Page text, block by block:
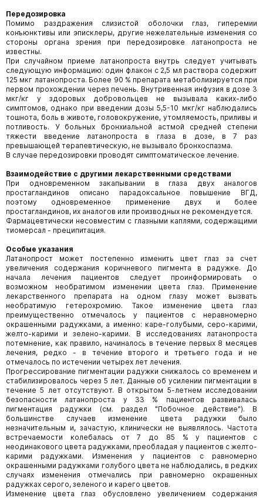
Передозировка
Помимо раздражения слизистой оболочки глаз, гиперемии
конъюнктивы или эписклеры, другие нежелательные изменения со
стороны органа зрения при передозировке латанопроста не
известны.
При случайном приеме латанопроста внутрь следует учитывать
следующую информацию: один флакон с 2,5 мл раствора содержит
125 мкг латанопроста. Более 90 % препарата метаболизируется при
первом прохождении через печень. Внутривенная инфузия в дозе 3
мкг/кг у здоровых добровольцев не вызывала каких-либо
симптомов, однако при введении дозы 5,5-10 мкг/кг наблюдались
тошнота, боль в животе, головокружение, утомляемость, приливы и
потливость. У больных бронхиальной астмой средней степени
тяжести введение латанопроста в глаза в дозе, в 7 раз
превышающей терапевтическую, не вызывало бронхоспазма.
В случае передозировки проводят симптоматическое лечение.
Взаимодействие с другими лекарственными средствами
При одновременном закапывании в глаза двух аналогов
простагландинов описано парадоксальное повышение ВГД,
поэтому одновременное применение двух и более
простагландинов, их аналогов или производных не рекомендуется.
Фармацевтически несовместим с глазными каплями, содержащими
тиомерсал - преципитация.
Особые указания
Латанопрост может постепенно изменить цвет глаз за счет
увеличения содержания коричневого пигмента в радужке. До
начала лечения пациентов следует проинформировать о
возможном необратимом изменении цвета глаз. Применение
лекарственного препарата на одном глазу может вызвать
необратимую гетерохромию. Такое изменение цвета глаз
преимущественно отмечалось у пациентов с неравномерно
окрашенными радужками, а именно: каре-голубыми, серо-карими,
желто-карими и зелено-карими. В исследованиях латанопроста
потемнение, как правило, начиналось в течение первых 8 месяцев
лечения, редко - в течение второго и третьего года и не
отмечалось по истечении четырех лет лечения.
Прогрессирование пигментации радужки снижалось со временем и
стабилизировалось через 5 лет. Данные об усилении пигментации в
течение 5 лет отсутствуют. В открытом 5-летнем исследовании
безопасности латанопроста у 33 % пациентов развивалась
пигментация радужки (см. раздел "Побочное действие"). В
большинстве случаев изменение цвета радужки было
незначительным и, зачастую, клинически не выявлялось. Частота
встречаемости колебалась от 7 до 85 % у пациентов с
неодинакового цвета радужками, преобладая у пациентов с желто-
карими радужками. Изменения у пациентов с равномерно
окрашенными радужками голубого цвета не наблюдались, в редких
случаях изменения отмечались при равномерно окрашенных
радужках серого, зеленого и карего цветов.
Изменение цвета глаз обусловлено увеличением содержания